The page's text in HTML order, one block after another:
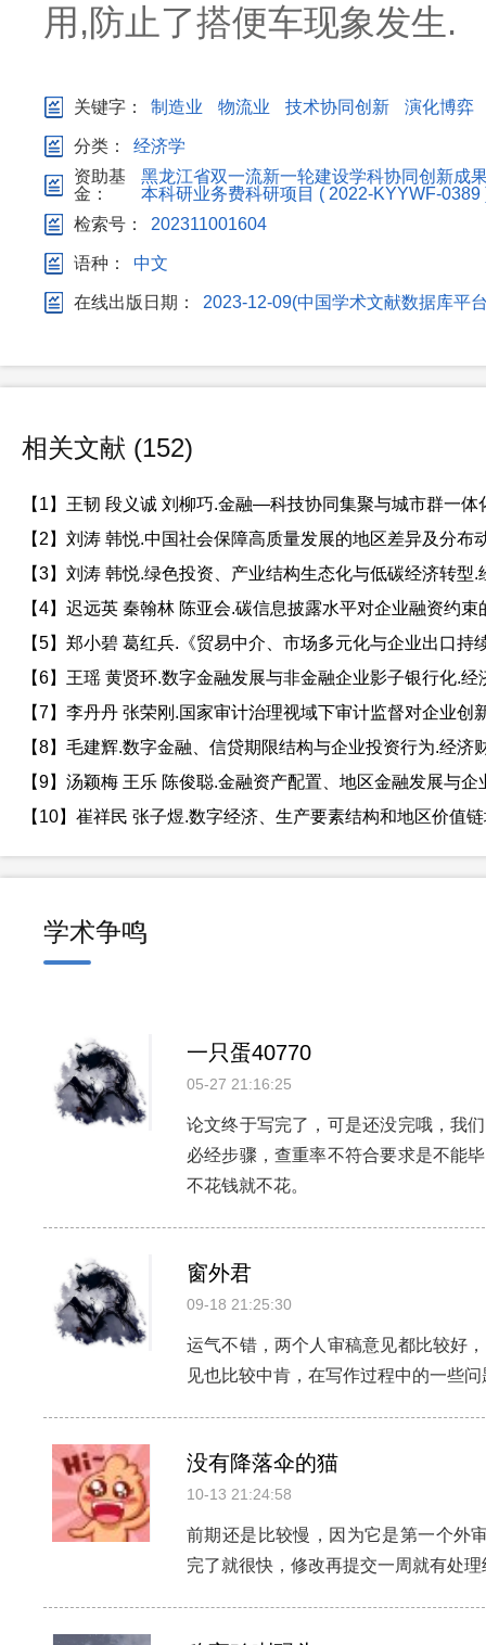
用,防止了搭便车现象发生.
关键字： 制造业 物流业 技术协同创新 演化博弈
分类：
经济学
资助基
金：
黑龙江省双一流新一轮建设学科协同创新成
本科研业务费科研项目 ( 2022-KYYWF-0389
检索号：
202311001604
语种： 中文
在线出版日期： 2023-12-09(中国学术文献数据库平
相关文献 (152)
【1】王韧 段义诚 刘柳巧.金融—科技协同集聚与城市群一
【2】刘涛 韩悦.中国社会保障高质量发展的地区差异及分
【3】刘涛 韩悦.绿色投资、产业结构生态化与低碳经济转型
【4】迟远英 秦翰林 陈亚会.碳信息披露水平对企业融资约
【5】郑小碧 葛红兵.《贸易中介、市场多元化与企业出口
【6】王瑶 黄贤环.数字金融发展与非金融企业影子银行化.
【7】李丹丹 张荣刚.国家审计治理视域下审计监督对企业
【8】毛建辉.数字金融、信贷期限结构与企业投资行为.经济
【9】汤颖梅 王乐 陈俊聪.金融资产配置、地区金融发展与
【10】崔祥民 张子煜.数字经济、生产要素结构和地区价值
学术争鸣
一只蛋40770
05-27 21:16:25
论文终于写完了，可是还没完哦，我
必经步骤，查重率不符合要求是不能
不花钱就不花。
窗外君
09-18 21:25:30
运气不错，两个人审稿意见都比较好
见也比较中肯，在写作过程中的一些
没有降落伞的猫
10-13 21:24:58
前期还是比较慢，因为它是第一个外
完了就很快，修改再提交一周就有处